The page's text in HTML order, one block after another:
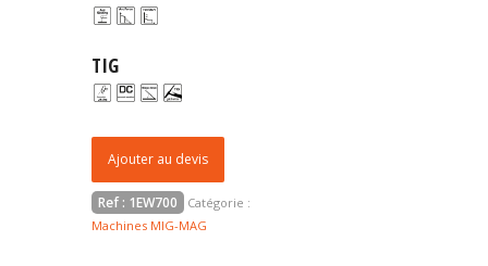
TIG
Ajouter au devis
Ref : 1EW700
Catégorie :
Machines MIG-MAG